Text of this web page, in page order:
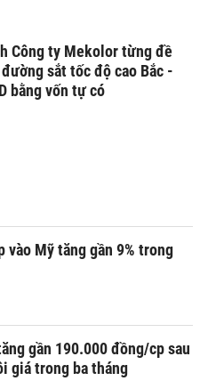
Công ty Mekolor từng đề
sắt tốc độ cao Bắc -
bằng vốn tự có
vào Mỹ tăng gần 9% trong
gần 190.000 đồng/cp sau
giá trong ba tháng